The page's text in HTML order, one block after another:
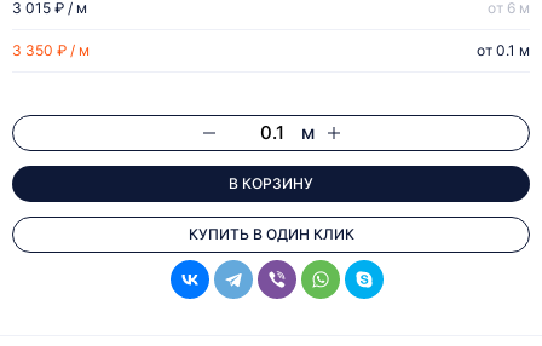
3 350 ₽ / м от 0.1 м
3 015 ₽ / м от 6 м
м
В КОРЗИНУ
КУПИТЬ В ОДИН КЛИК